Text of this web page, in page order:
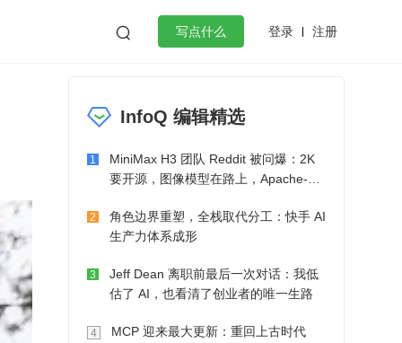
 写点什么 登录 注册
微服务架构 flutter
InfoQ 编辑精选
1
MiniMax H3 团队 Reddit 被问爆：2K
要开源，图像模型在路上，Apache-2.0
2
角色边界重塑，全栈取代分工：快手 AI
生产力体系成形
3
Jeff Dean 离职前最后一次对话：我低
估了 AI，也看清了创业者的唯一生路
4
MCP 迎来最大更新：重回上古时代